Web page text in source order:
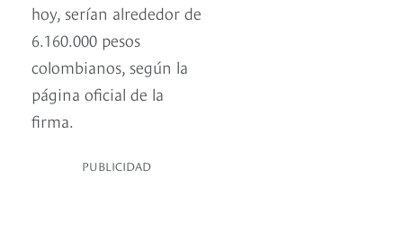
hoy, serían alrededor de
6.160.000 pesos
colombianos, según la
página oficial de la
firma.
PUBLICIDAD